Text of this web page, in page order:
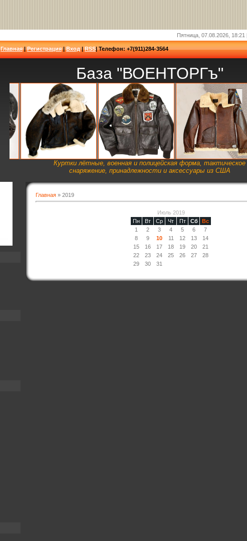
Пятница, 07.08.2026, 18:21 |
Главная|Регистрация|Вход|RSS| Телефон: +7(911)284-3564
База "ВОЕНТОРГъ"
Куртки лётные, военная и полицейская форма, тактическое
снаряжение, принадлежности и аксессуары из США
Главная » 2019
Июль 2019
Пн
Вт Ср Чт Пт Сб
Вс
1
2 3 4 5 6
7
8
9 10 11 12 13
14
15
16 17 18 19 20
21
22
23 24 25 26 27
28
29
30 31